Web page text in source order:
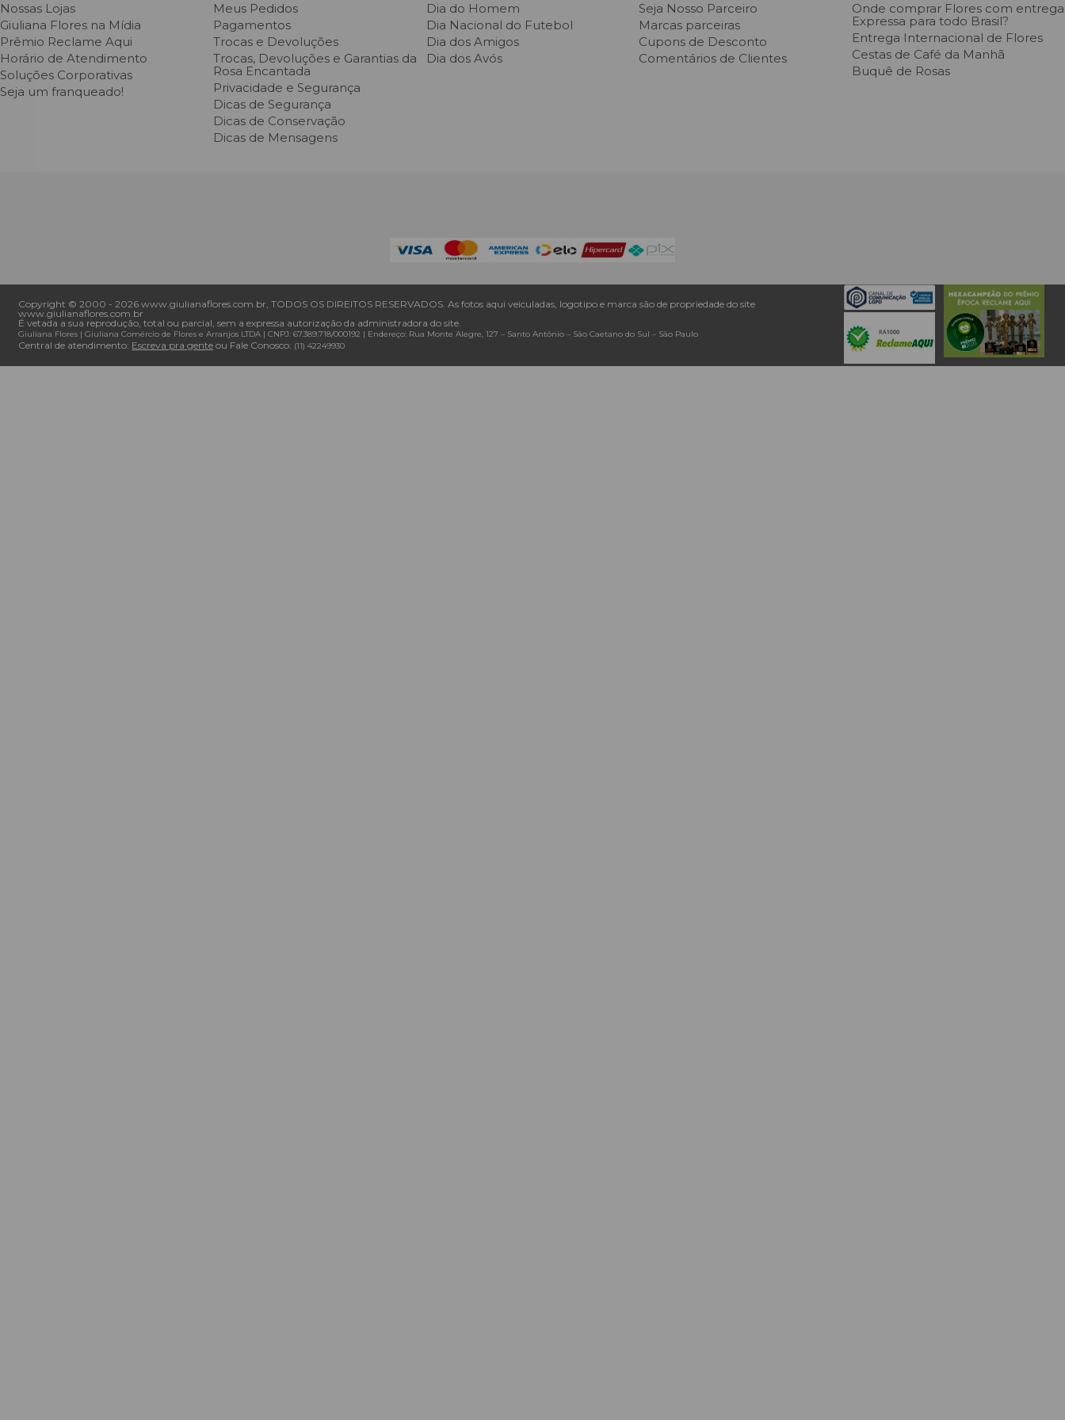
Nossas Lojas
Giuliana Flores na Mídia
Prêmio Reclame Aqui
Horário de Atendimento
Soluções Corporativas
Seja um franqueado!
Meus Pedidos
Pagamentos
Trocas e Devoluções
Trocas, Devoluções e Garantias da
Rosa Encantada
Privacidade e Segurança
Dicas de Segurança
Dicas de Conservação
Dicas de Mensagens
Dia do Homem
Dia Nacional do Futebol
Dia dos Amigos
Dia dos Avós
Seja Nosso Parceiro
Marcas parceiras
Cupons de Desconto
Comentários de Clientes
Onde comprar Flores com entrega
Expressa para todo Brasil?
Entrega Internacional de Flores
Cestas de Café da Manh
Buquê de Rosas
Copyright © 2000 - ­2026 www.giulianaflores.com.br, TODOS OS DIREITOS RESERVADOS. As fotos aqui veiculadas, logotipo e marca são de propriedade do site
www.giulianaflores.com.br
É vetada a sua reprodução, total ou parcial, sem a expressa autorização da administradora do site.
Giuliana Flores |Giuliana Comércio de Flores e Arranjos LTDA | CNPJ: 67.389.718/0001­92 | Endereço: Rua Monte Alegre, 127 – Santo Antônio – São Caetano do Sul – São Paulo
Central de atendimento: Escreva pra gente ou Fale Conosco: (11) 4224­9930